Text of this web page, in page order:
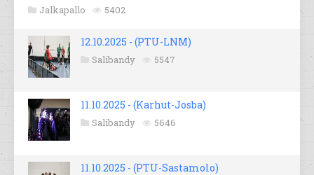
Jalkapallo 5402
12.10.2025 - (PTU-LNM)
Salibandy 5547
11.10.2025 - (Karhut-Josba)
Salibandy 5646
11.10.2025 - (PTU-Sastamolo)